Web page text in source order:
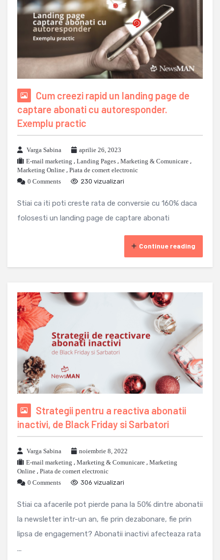
Cum creezi rapid un landing page de
captare abonati cu autoresponder.
Exemplu practic
Varga Sabina
aprilie 26, 2023
E-mail marketing , Landing Pages , Marketing & Comunicare ,
Marketing Online , Piata de comert electronic
0 Comments
230 vizualizari
Stiai ca iti poti creste rata de conversie cu 160% daca
folosesti un landing page de captare abonati
Continue reading
Strategii pentru a reactiva abonatii
inactivi, de Black Friday si Sarbatori
Varga Sabina
noiembrie 8, 2022
E-mail marketing , Marketing & Comunicare , Marketing
Online , Piata de comert electronic
0 Comments
306 vizualizari
Stiai ca afacerile pot pierde pana la 50% dintre abonatii
la newsletter intr-un an, fie prin dezabonare, fie prin
lipsa de engagement? Abonatii inactivi afecteaza rata
...